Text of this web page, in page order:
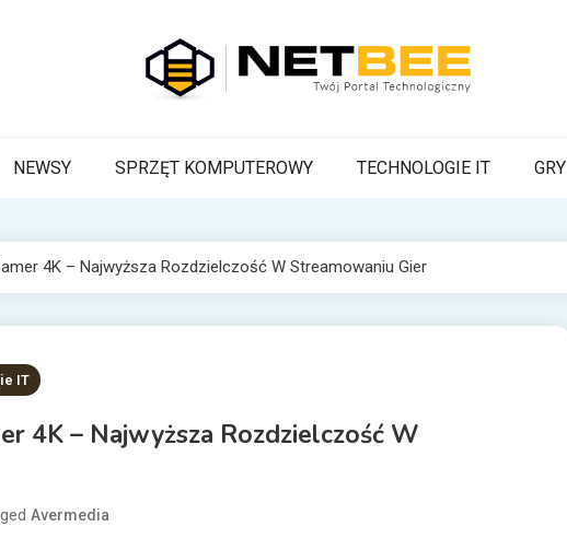
NEWSY SPRZĘT KOMPUTEROWY TECHNOLOGIE IT GRY
4K – Najwyższa Rozdzielczość W Streamowaniu Gier
IT
4K – Najwyższa Rozdzielczość W
Avermedia